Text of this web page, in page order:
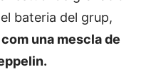
bateria del grup,
una mescla de